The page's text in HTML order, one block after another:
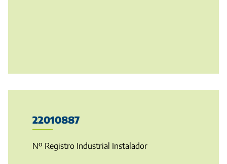
22010887
Nº Registro Industrial Instalador